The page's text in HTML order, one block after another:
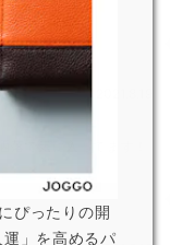
ぴったりの開
」を高めるパ